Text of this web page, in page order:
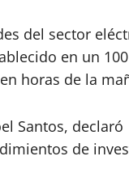
del sector
en un
horas de la
Santos,
de